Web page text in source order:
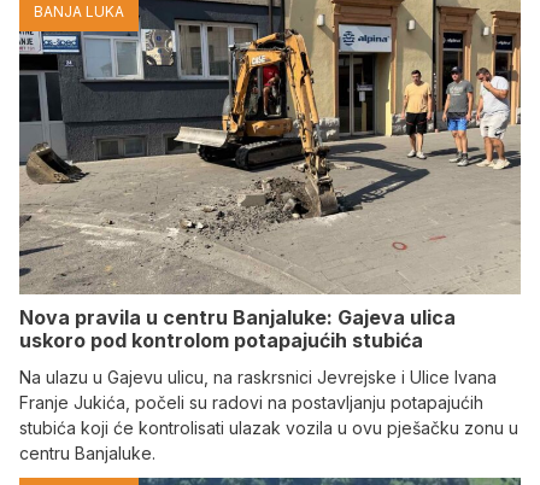
BANJA LUKA
Nova pravila u centru Banjaluke: Gajeva ulica
uskoro pod kontrolom potapajućih stubića
Na ulazu u Gajevu ulicu, na raskrsnici Jevrejske i Ulice Ivana
Franje Jukića, počeli su radovi na postavljanju potapajućih
stubića koji će kontrolisati ulazak vozila u ovu pješačku zonu u
centru Banjaluke.